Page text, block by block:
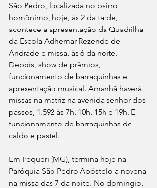
São Pedro, localizada no bairro
homônimo, hoje, às 2 da tarde,
acontece a apresentação da Quadrilha
da Escola Adhemar Rezende de
Andrade e missa, às 6 da noite.
Depois, show de prêmios,
funcionamento de barraquinhas e
apresentação musical. Amanhã haverá
missas na matriz na avenida senhor dos
passos, 1.592 às 7h, 10h, 15h e 19h. E
funcionamento de barraquinhas de
caldo e pastel.
Em Pequeri (MG), termina hoje na
Paróquia São Pedro Apóstolo a novena
na missa das 7 da noite. No domingio,